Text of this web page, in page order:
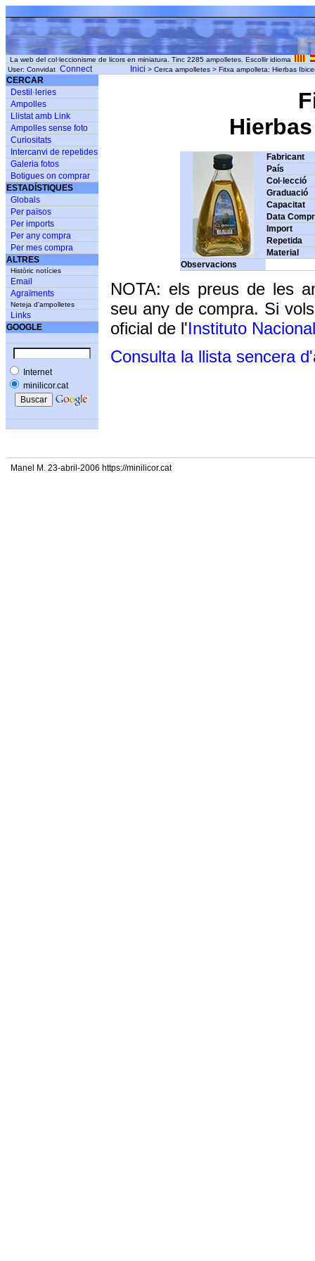
La web del col·leccionisme de licors en miniatura. Tinc 2285 ampolletes. Escollir idioma
User: Convidat Connect Inici > Cerca ampolletes > Fitxa ampolleta: Hierbas
CERCAR
Destil·leries
Ampolles
Llistat amb Link
Ampolles sense foto
Curiositats
Intercanvi de repetides
Galeria fotos
Botigues on comprar
ESTADÍSTIQUES
Globals
Per països
Per imports
Per any compra
Per mes compra
ALTRES
Històric notícies
Email
Agraïments
Neteja d'ampolletes
Links
GOOGLE
Internet
minilicor.cat
Fabricant
País
Col·lecció
Graduació
Capacitat
Data
Import
Repetida
Material
Observacions
NOTA: els preus de les
seu any de compra. Si
oficial de l'Instituto
Consulta la llista sencera
Manel M. 23-abril-2006 https://minilicor.cat